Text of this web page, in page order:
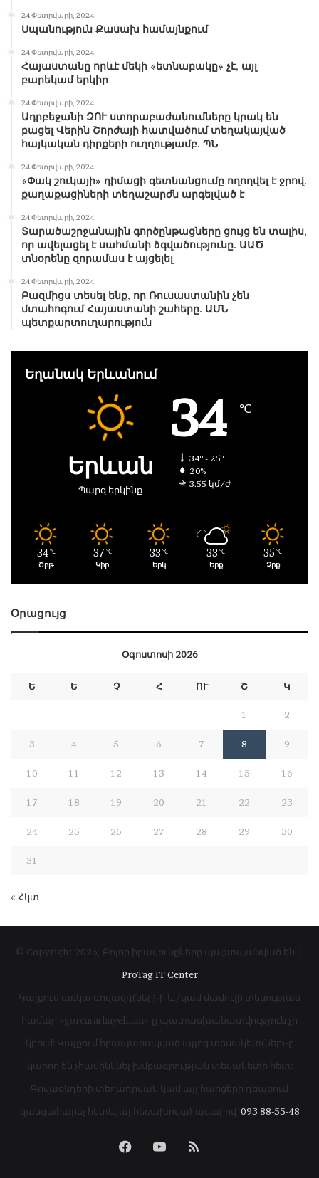
24 Փետրվարի, 2024
Սպանություն Քասախ համայնքում
24 Փետրվարի, 2024
Հայաստանը որևէ մեկի «ետնաբակը» չէ, այլ
բարեկամ երկիր
24 Փետրվարի, 2024
Ադրբեջանի ԶՈՒ ստորաբաժանումները կրակ են
բացել Վերին Շորժայի հատվածում տեղակայված
հայկական դիրքերի ուղղությամբ. ՊՆ
24 Փետրվարի, 2024
«Փակ շուկայի» դիմացի գետնանցումը ողողվել է ջրով.
քաղաքացիների տեղաշարժն արգելված է
24 Փետրվարի, 2024
Տարածաշրջանային գործընթացները ցույց են տալիս,
որ ավելացել է սահմանի ձգվածությունը. ԱԱԾ
տնօրենը զորամաս է այցելել
24 Փետրվարի, 2024
Բազմիցս տեսել ենք, որ Ռուսաստանին չեն
մտահոգում Հայաստանի շահերը. ԱՄՆ
պետքարտուղարություն
Եղանակ Երևանում
Երևան
Պարզ երկինք
34 ℃
34º - 25º
20%
3.55 կմ/ժ
34 ℃
Շբթ
37 ℃
Կիր
33 ℃
Երկ
33 ℃
Երք
35 ℃
Չրք
Օրացույց
Օգոստոսի 2026
Ե Ե Չ Հ ՈՒ Շ Կ
1 2
3 4 5 6 7 8 9
10 11 12 13 14 15 16
17 18 19 20 21 22 23
24 25 26 27 28 29 30
31
« Հկտ
© Copyright 2026, Բոլոր իրավունքները պաշտպանված են |
ProTag IT Center
Կայքում առկա գովազդ(ներ)-ի և/կամ մամուլի տեսության
համար «gorcararhayeli.am»-ը պատասխանատվություն չի
կրում: Կայքում հրապարակված այլոց տեսակետ(ներ)-ը
կարող են չհամընկնել խմբագրության տեսակետի հետ:
Գովազնդերի տեղադրման կամ այլ հարցերի դեպքում
զանգահարել հետևյալ հեռախոսահամարով՝ 093 88-55-48
FacebookYouTube